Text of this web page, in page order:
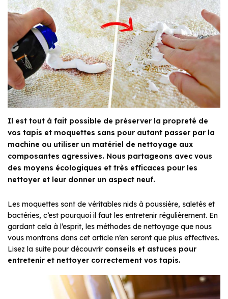
Il est tout à fait possible de préserver la propreté de
vos tapis et moquettes sans pour autant passer par la
machine ou utiliser un matériel de nettoyage aux
composantes agressives. Nous partageons avec vous
des moyens écologiques et très efficaces pour les
nettoyer et leur donner un aspect neuf.
Les moquettes sont de véritables nids à poussière, saletés et
bactéries, c’est pourquoi il faut les entretenir régulièrement. En
gardant cela à l’esprit, les méthodes de nettoyage que nous
vous montrons dans cet article n’en seront que plus effectives.
Lisez la suite pour découvrir conseils et astuces pour
entretenir et nettoyer correctement vos tapis.